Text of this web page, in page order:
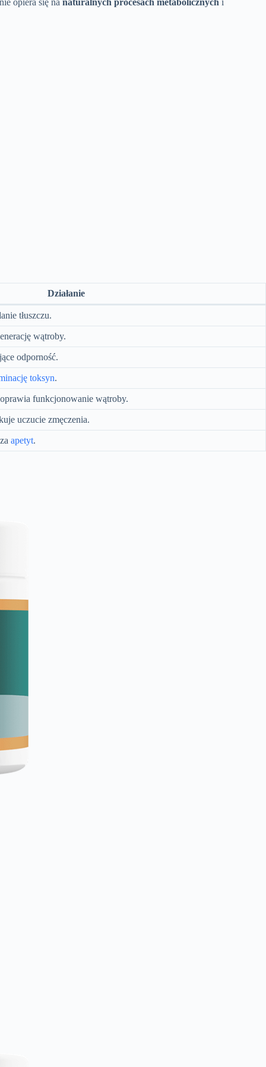
opiera się na naturalnych procesach metabolicznych i
Działanie
tłuszczu.
wątroby.
odporność.
toksyn.
funkcjonowanie wątroby.
uczucie zmęczenia.
apetyt.